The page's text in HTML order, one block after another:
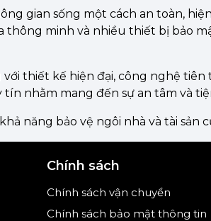
gian sống một cách an toàn,
thông minh và nhiều thiết bị bảo
thiết kế hiện đại, công nghệ tiên
nhằm mang đến sự an tâm và
năng bảo vệ ngôi nhà và tài sản
Chính sách
Chính sách vận chuyển
Chính sách bảo mật thông tin